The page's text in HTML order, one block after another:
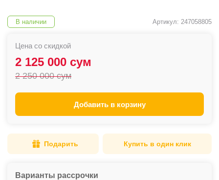
В наличии Артикул: 247058805
Цена со скидкой
2 125 000 сум
2 250 000 сум
Добавить в корзину
Подарить Купить в один клик
Варианты рассрочки